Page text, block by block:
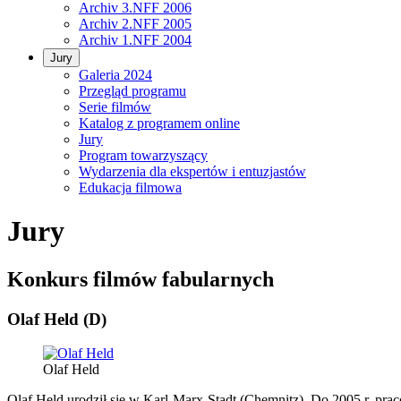
Archiv 3.NFF 2006
Archiv 2.NFF 2005
Archiv 1.NFF 2004
Jury
Galeria 2024
Przegląd programu
Serie filmów
Katalog z programem online
Jury
Program towarzyszący
Wydarzenia dla ekspertów i entuzjastów
Edukacja filmowa
Jury
Konkurs filmów fabularnych
Olaf Held (D)
Olaf Held